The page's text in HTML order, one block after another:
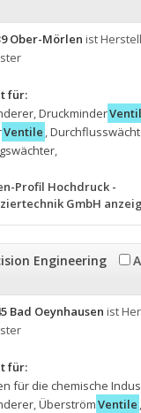
Ober-Mörlen ist
für:
,Druckminder
Ventile ,
,
Profil Hochdruck -
GmbH
Engineering
Bad Oeynhausen ist
für:
für die chemische
,ÜberströmVentile ,